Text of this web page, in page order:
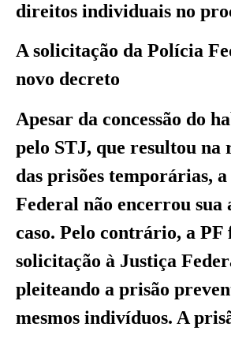
direitos individuais no
A solicitação da Polícia
novo decreto
Apesar da concessão do
pelo STJ, que resultou na
das prisões temporárias,
Federal não encerrou sua
caso. Pelo contrário, a PF
solicitação à Justiça
pleiteando a prisão
mesmos indivíduos. A